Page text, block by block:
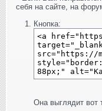
себя на сайте, на
Кнопка:
Она выглядит вот